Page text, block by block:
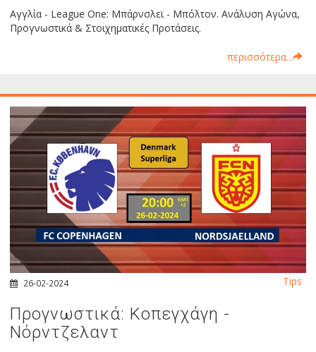
Αγγλία - League One: Μπάρνσλεϊ - Μπόλτον. Ανάλυση Αγώνα,
Προγνωστικά & Στοιχηματικές Προτάσεις.
περισσότερα...
26-02-2024
Προγνωστικά: Κοπεγχάγη -
Νόρντζελαντ
Tips